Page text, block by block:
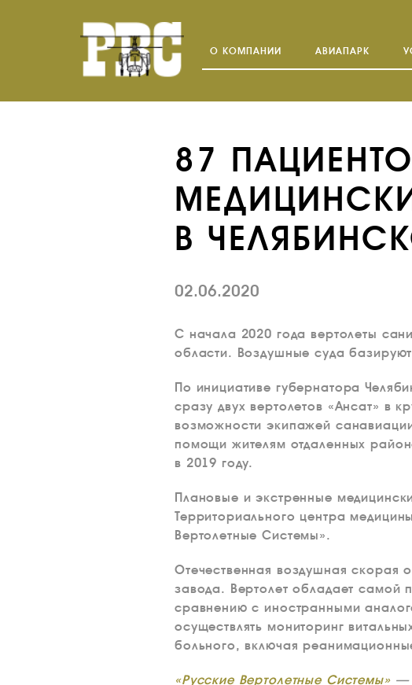
О КОМПАНИИ АВИАПАРК
87
В
02.06.2020
С начала 2020 года вертолеты
области. Воздушные суда
По инициативе губернатора
сразу двух вертолетов «Ансат» в
возможности экипажей
помощи жителям отдаленных
в 2019 году.
Плановые и экстренные
Территориального центра
Вертолетные Системы».
Отечественная воздушная скорая
завода. Вертолет обладает
сравнению с иностранными
осуществлять мониторинг
больного, включая
«Русские Вертолетные Системы»—